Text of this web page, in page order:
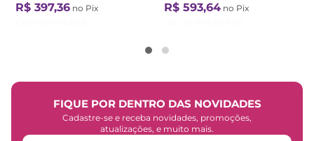
R$ 397,36 no Pix
R$ 593,64 no Pix
FIQUE POR DENTRO DAS NOVIDADES
Cadastre-se e receba novidades, promoções,
atualizações, e muito mais.